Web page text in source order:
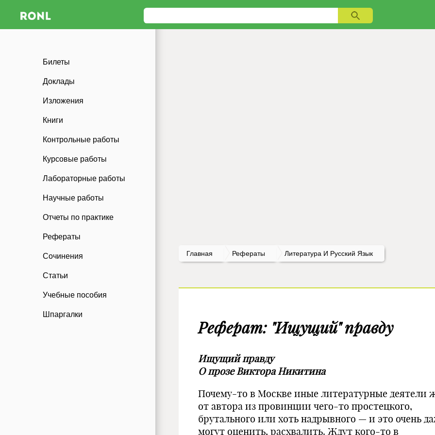
Билеты
Доклады
Изложения
Книги
Контрольные работы
Курсовые работы
Лабораторные работы
Научные работы
Отчеты по практике
Рефераты
Сочинения
Статьи
Учебные пособия
Шпаргалки
Главная Рефераты Литература И Русский Язык
Реферат: "Ищущий" правду
Ищущий правду
О прозе Виктора Никитина
Почему-то в Москве иные литературные деятели
от автора из провинции чего-то простецкого,
брутального или хоть надрывного — и это очень
могут оценить, расхвалить. Ждут кого-то в